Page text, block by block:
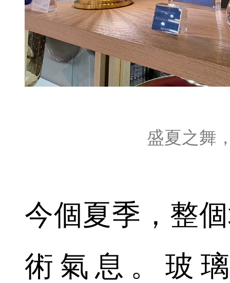
盛夏之舞
今個夏季，整
術氣息。玻